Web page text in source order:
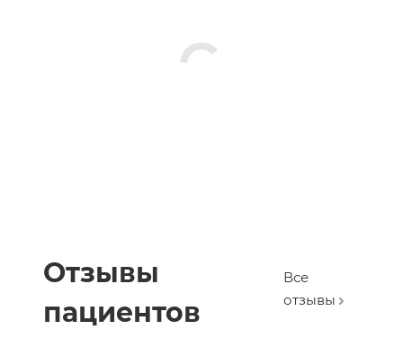
Отзывы
пациентов
Все
отзывы